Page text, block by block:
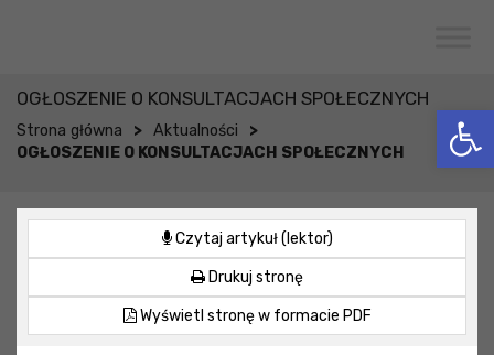
OGŁOSZENIE O KONSULTACJACH SPOŁECZNYCH
Strona główna > Aktualności >
OGŁOSZENIE O KONSULTACJACH SPOŁECZNYCH
Czytaj artykuł (lektor)
Drukuj stronę
Wyświetl stronę w formacie PDF